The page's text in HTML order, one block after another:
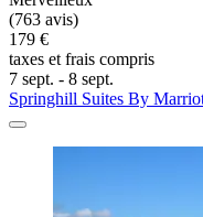
(763 avis)
179 €
taxes et frais compris
7 sept. - 8 sept.
Springhill Suites By